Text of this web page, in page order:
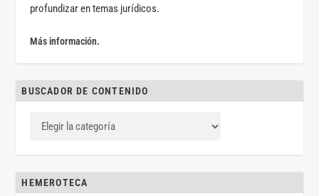
profundizar en temas jurídicos.
Más información.
BUSCADOR DE CONTENIDO
HEMEROTECA